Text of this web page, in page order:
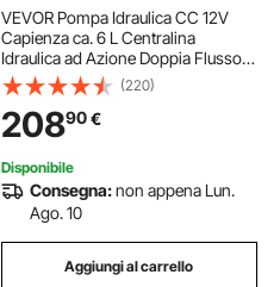
VEVOR Pompa Idraulica CC 12V
Capienza ca. 6 L Centralina
Idraulica ad Azione Doppia Flusso
d'Olio ca. 3,44 L/min Pressione
Massima di 22 MPa, Pompa per
Montacarichi Auto Camion
Rimorchio da Garage
(220)
20890€
Disponibile
Consegna:non appena Lun.
Ago. 10
Aggiungi al carrello